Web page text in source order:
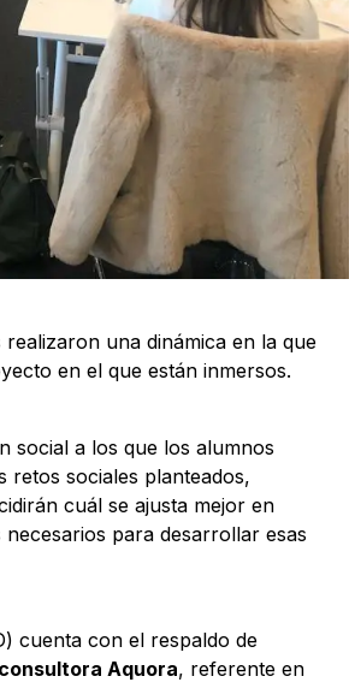
una dinámica en la que
en el que están inmersos.
social a los que los alumnos
retos sociales planteados,
cuál se ajusta mejor en
para desarrollar esas
cuenta con el respaldo de
consultora Aquora, referente en